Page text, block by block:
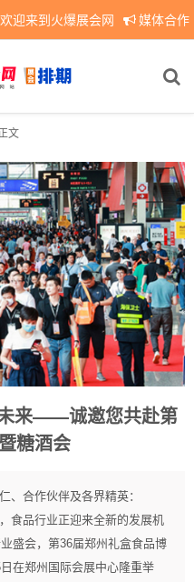
欢迎来到火爆展会网 媒体合作
文
来——诚邀您共赴第
糖酒会
、合作伙伴及各界精英：
食品行业正迎来全新的发展机
盛会，第36届郑州礼盒食品博
在郑州国际会展中心隆重举